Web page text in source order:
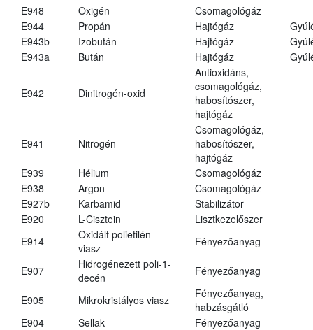
E948
Oxigén
Csomagológáz
E944
Propán Hajtógáz
E943b
Izobután Hajtógáz
E943a
Bután Hajtógáz
E942 Dinitrogén-oxid
Antioxidáns,
csomagológáz,
habosítószer,
hajtógáz
E941 Nitrogén
Csomagológáz,
habosítószer,
hajtógáz
E939
Hélium
Csomagológáz
E938
Argon
Csomagológáz
E927b
Karbamid
Stabilizátor
E920
L-Cisztein
Lisztkezelőszer
E914
Oxidált polietilén
viasz
Fényezőanyag
E907
Hidrogénezett poli-1-
decén
Fényezőanyag
E905 Mikrokristályos viasz
Fényezőanyag,
habzásgátló
E904
Sellak Fényezőanyag